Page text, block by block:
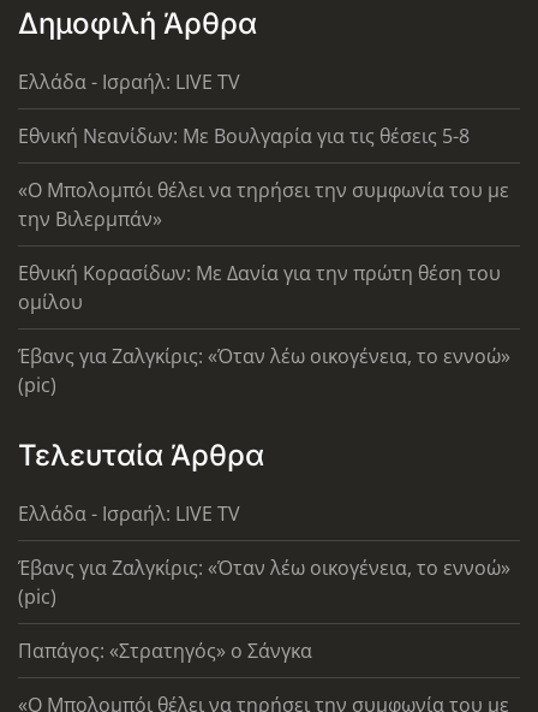
Δημοφιλή Άρθρα
Ελλάδα - Ισραήλ: LIVE TV
Εθνική Νεανίδων: Με Βουλγαρία για τις θέσεις 5-8
«Ο Μπολομπόι θέλει να τηρήσει την συμφωνία του με
την Βιλερμπάν»
Εθνική Κορασίδων: Με Δανία για την πρώτη θέση του
ομίλου
Έβανς για Ζαλγκίρις: «Όταν λέω οικογένεια, το εννοώ»
(pic)
Τελευταία Άρθρα
Ελλάδα - Ισραήλ: LIVE TV
Έβανς για Ζαλγκίρις: «Όταν λέω οικογένεια, το εννοώ»
(pic)
Παπάγος: «Στρατηγός» ο Σάνγκα
«Ο Μπολομπόι θέλει να τηρήσει την συμφωνία του με